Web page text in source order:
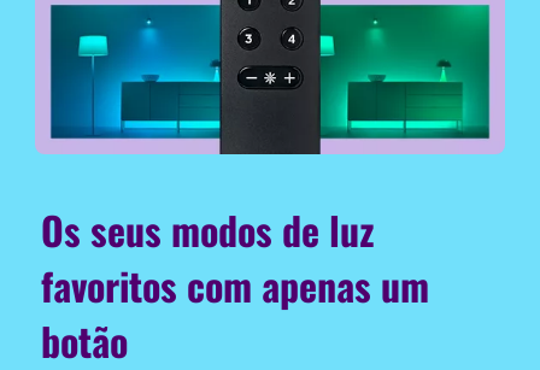
Os seus modos de luz
favoritos com apenas um
botão